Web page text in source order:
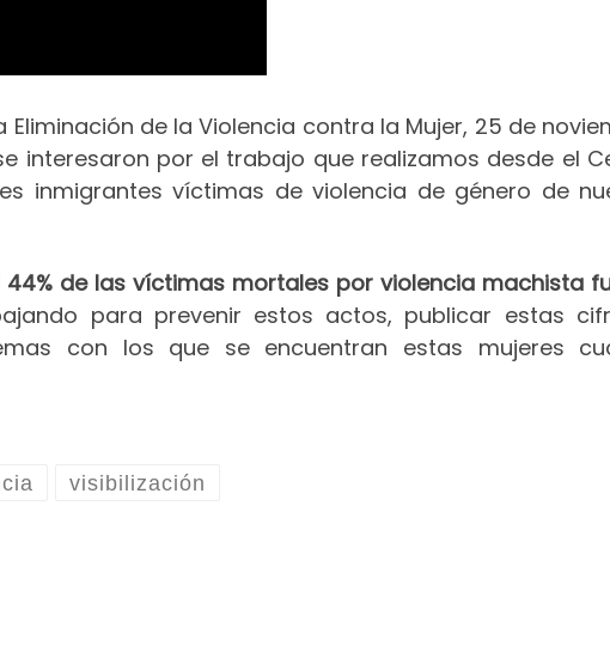
de la Violencia contra la Mujer, 25 de
interesaron por el trabajo que realizamos desde el
inmigrantes víctimas de violencia de género de
44% de las víctimas mortales por violencia machista
para prevenir estos actos, publicar estas
con los que se encuentran estas mujeres
visibilización